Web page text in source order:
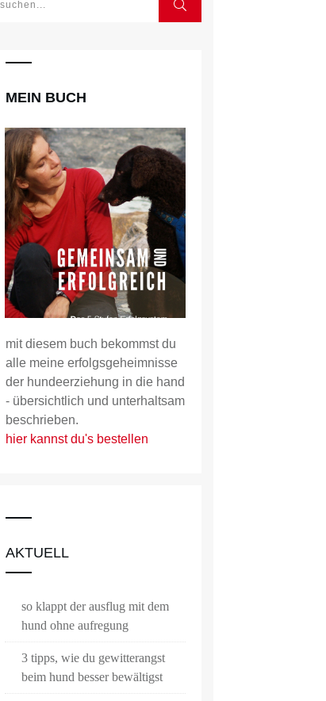
MEIN BUCH
mit diesem buch bekommst du
alle meine erfolgsgeheimnisse
der hundeerziehung in die hand
- übersichtlich und unterhaltsam
beschrieben.
hier kannst du's bestellen
AKTUELL
so klappt der ausflug mit dem
hund ohne aufregung
3 tipps, wie du gewitterangst
beim hund besser bewältigst